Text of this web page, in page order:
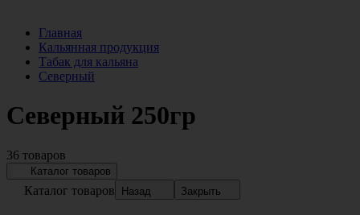
Главная
Кальянная продукция
Табак для кальяна
Северный
Северный 250гр
36 товаров
Каталог товаров
Каталог товаров Назад Закрыть